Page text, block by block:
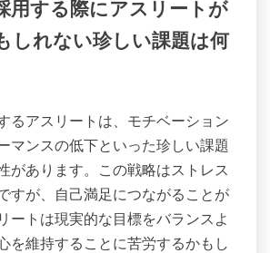
用する際にアスリートが
しれない珍しい課題は何
るアスリートは、モチベーション
マンスの低下といった珍しい課題
があります。この戦略はストレス
すが、自己満足につながることが
ートは現実的な目標をバランスよ
を維持することに苦労するかもし